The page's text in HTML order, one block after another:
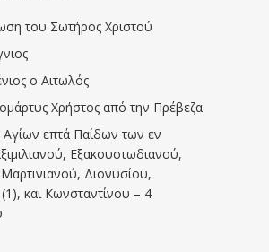
του Σωτήρος Χριστού
ο Αιτωλός
Χρήστος από την Πρέβεζα
επτά Παίδων των εν
Eξακουστωδιανού,
Διονυσίου,
και Kωνσταντίνου – 4